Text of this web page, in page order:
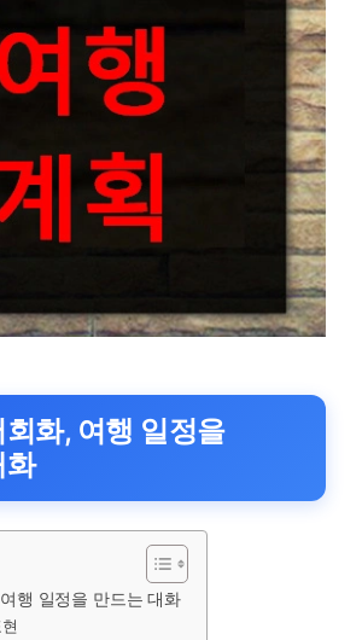
화, 여행 일정을
화
행 일정을 만드는 대화